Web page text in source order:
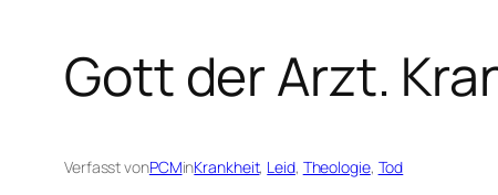
Gott der Arzt.
Verfasst vonPCMinKrankheit, Leid, Theologie, Tod